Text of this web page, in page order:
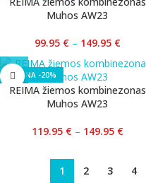
Muhos AW23
99.95 € – 149.95 €
-20%
REIMA žiemos kombinezonas
Muhos AW23
119.95 € – 149.95 €
1 2 3 4